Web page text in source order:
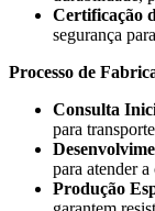
Certificação
segurança
Processo de
Consulta
para
para atender
Produção